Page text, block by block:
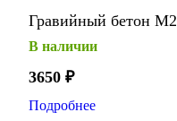
Гравийный бетон
В наличии
3650 ₽
Подробнее